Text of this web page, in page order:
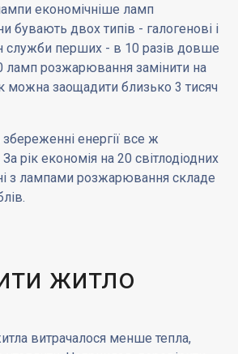
економічніше ламп
бувають двох типів - галогенові і
служби перших - в 10 разів довше
ламп розжарювання замінити на
можна заощадити близько 3 тисяч
енергії все ж
рік економія на 20 світлодіодних
з лампами розжарювання складе
житло
витрачалося менше тепла,